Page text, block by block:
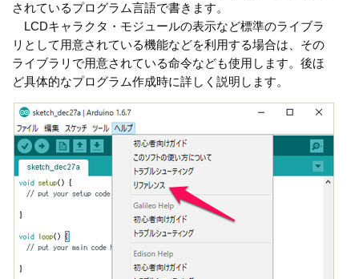
されているプログラム言語で書きます。
LCDキャラクタ・モジュールの表示など標準のライブラ
リとして用意されている機能などを利用する場合は、その
ライブラリで用意されている命令なども使用します。後ほ
ど具体的なプログラム作成時に詳しく説明します。